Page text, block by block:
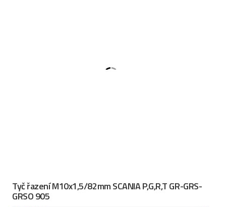
Tyč řazení M10x1,5/82mm SCANIA P,G,R,T GR-GRS-
GRSO 905